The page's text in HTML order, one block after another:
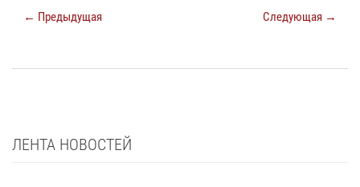
← Предыдущая Следующая →
ЛЕНТА НОВОСТЕЙ